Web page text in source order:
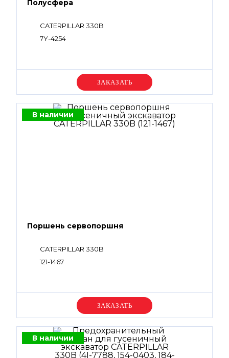
Полусфера
CATERPILLAR 330B
7Y-4254
Уточняйте цену
В наличии
Поршень сервопоршня
CATERPILLAR 330B
121-1467
Уточняйте цену
В наличии